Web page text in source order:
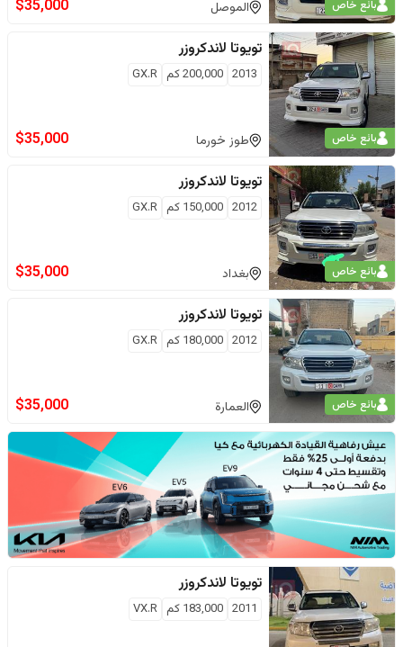
بائع خاص الموصل $35,000
بائع خاص
تويوتا لاندكروزر
2013
200,000كم GX.R
طوز خورما $35,000
بائع خاص
تويوتا لاندكروزر
2012
150,000 كم GX.R
بغداد $35,000
بائع خاص
تويوتا لاندكروزر
2012
180,000 كم GX.R
العمارة $35,000
تويوتا لاندكروزر
2011
183,000 كم VX.R